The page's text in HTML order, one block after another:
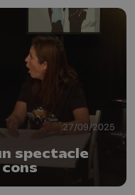
27/09/2025
spectacle
cons